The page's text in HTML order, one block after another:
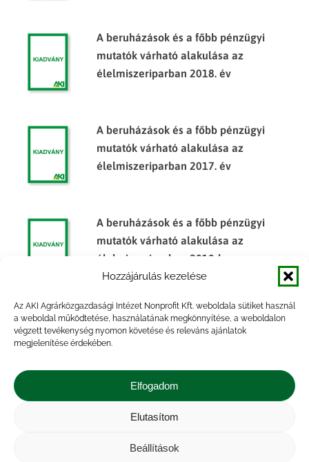
Hozzájárulás kezelése
Az AKI Agrárközgazdasági Intézet Nonprofit Kft. weboldala sütiket használ
a weboldal működtetése, használatának megkönnyítése, a weboldalon
végzett tevékenység nyomon követése és releváns ajánlatok
megjelenítése érdekében.
Elfogadom
Elutasítom
Beállítások
A beruházások és a főbb pénzügyi
mutatók várható alakulása az
élelmiszeriparban 2018. év
A beruházások és a főbb pénzügyi
mutatók várható alakulása az
élelmiszeriparban 2017. év
A beruházások és a főbb pénzügyi
mutatók várható alakulása az
élelmiszeriparban 2010-ben
Mezőgazdasági gépek forgalma, 2014.
év
Kapcsolat |